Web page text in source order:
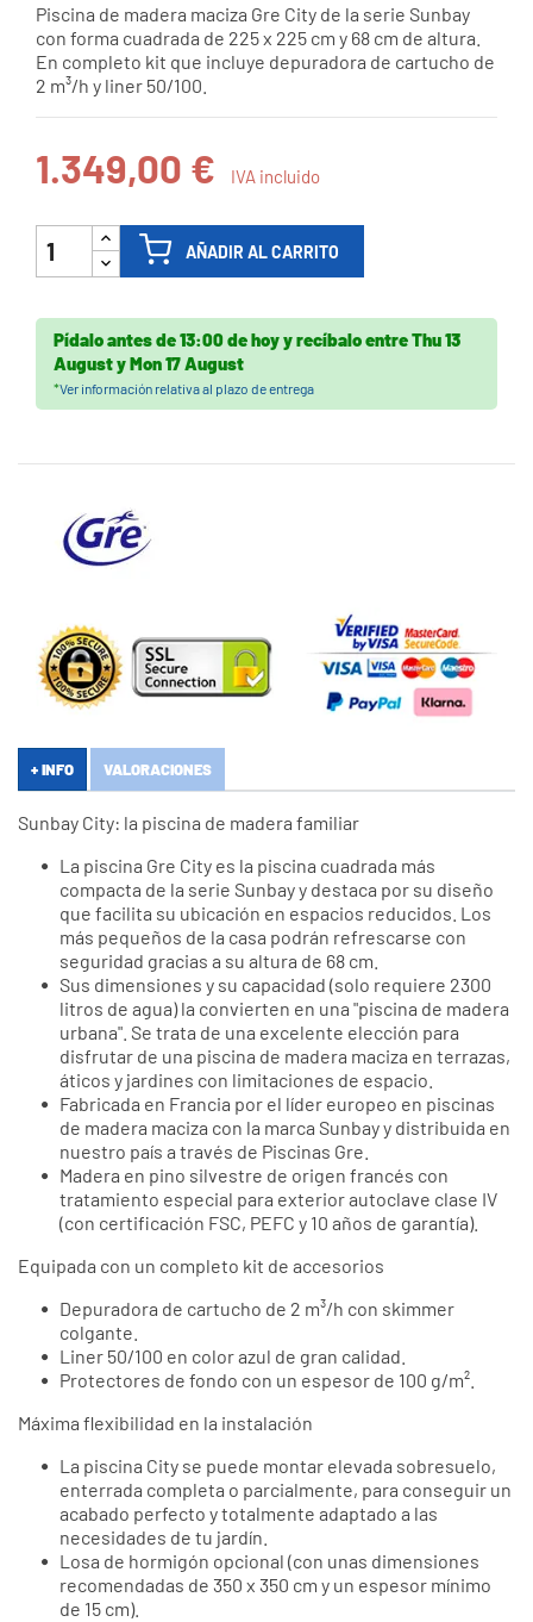
Piscina de madera maciza Gre City de la serie Sunbay
con forma cuadrada de 225 x 225 cm y 68 cm de altura.
En completo kit que incluye depuradora de cartucho de
2 m³/h y liner 50/100.
1.349,00 € IVA incluido
AÑADIR AL CARRITO
Pídalo antes de13:00 de hoyy recíbaloentreThu 13
AugustyMon 17 August
*Ver información relativa al plazo de entrega
+ INFO VALORACIONES
Sunbay City: la piscina de madera familiar
La piscina Gre City es la piscina cuadrada más
compacta de la serie Sunbay y destaca por su diseño
que facilita su ubicación en espacios reducidos. Los
más pequeños de la casa podrán refrescarse con
seguridad gracias a su altura de 68 cm.
Sus dimensiones y su capacidad (solo requiere 2300
litros de agua) la convierten en una "piscina de madera
urbana". Se trata de una excelente elección para
disfrutar de una piscina de madera maciza en terrazas,
áticos y jardines con limitaciones de espacio.
Fabricada en Francia por el líder europeo en piscinas
de madera maciza con la marca Sunbay y distribuida en
nuestro país a través de Piscinas Gre.
Madera en pino silvestre de origen francés con
tratamiento especial para exterior autoclave clase IV
(con certificación FSC, PEFC y 10 años de garantía).
Equipada con un completo kit de accesorios
Depuradora de cartucho de 2 m³/h con skimmer
colgante.
Liner 50/100 en color azul de gran calidad.
Protectores de fondo con un espesor de 100 g/m².
Máxima flexibilidad en la instalación
La piscina City se puede montar elevada sobresuelo,
enterrada completa o parcialmente, para conseguir un
acabado perfecto y totalmente adaptado a las
necesidades de tu jardín.
Losa de hormigón opcional (con unas dimensiones
recomendadas de 350 x 350 cm y un espesor mínimo
de 15 cm).